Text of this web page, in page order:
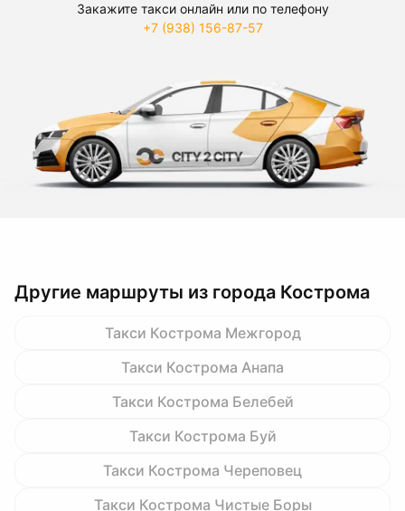
Закажите такси онлайн или по телефону
+7 (938) 156-87-57
Другие маршруты из города Кострома
Такси Кострома Межгород
Такси Кострома Анапа
Такси Кострома Белебей
Такси Кострома Буй
Такси Кострома Череповец
Такси Кострома Чистые Боры